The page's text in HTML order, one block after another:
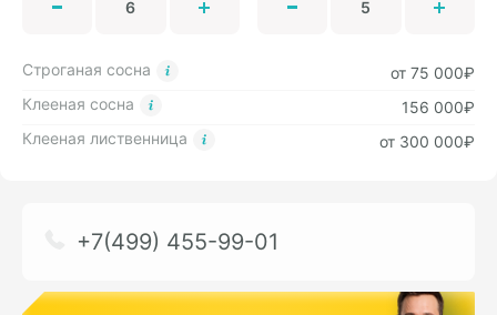
Строганая сосна
от 75 000₽
Клееная сосна
156 000₽
Клееная лиственница
от 300 000₽
+7(499) 455-99-01